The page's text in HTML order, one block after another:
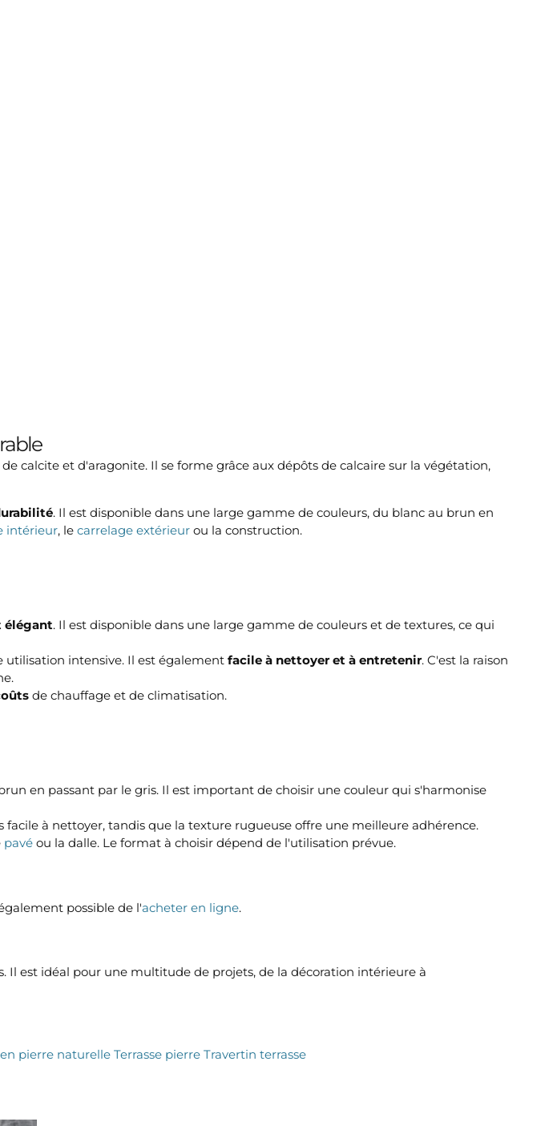
calcite et d'aragonite. Il se forme grâce aux dépôts de calcaire sur la végétation,
. Il est disponible dans une large gamme de couleurs, du blanc au brun en
intérieur, le carrelage extérieur ou la construction.
élégant. Il est disponible dans une large gamme de couleurs et de textures, ce qui
utilisation intensive. Il est également facile à nettoyer et à entretenir. C'est la raison
de chauffage et de climatisation.
en passant par le gris. Il est important de choisir une couleur qui s'harmonise
facile à nettoyer, tandis que la texture rugueuse offre une meilleure adhérence.
pavé ou la dalle. Le format à choisir dépend de l'utilisation prévue.
possible de l'acheter en ligne.
est idéal pour une multitude de projets, de la décoration intérieure à
pierre naturelle Terrasse pierre Travertin terrasse